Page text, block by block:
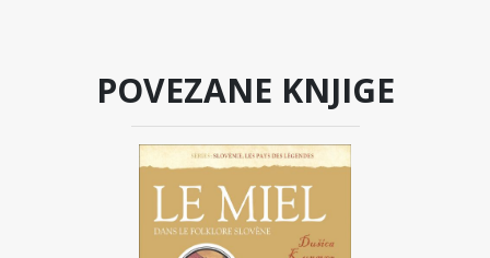
POVEZANE KNJIGE